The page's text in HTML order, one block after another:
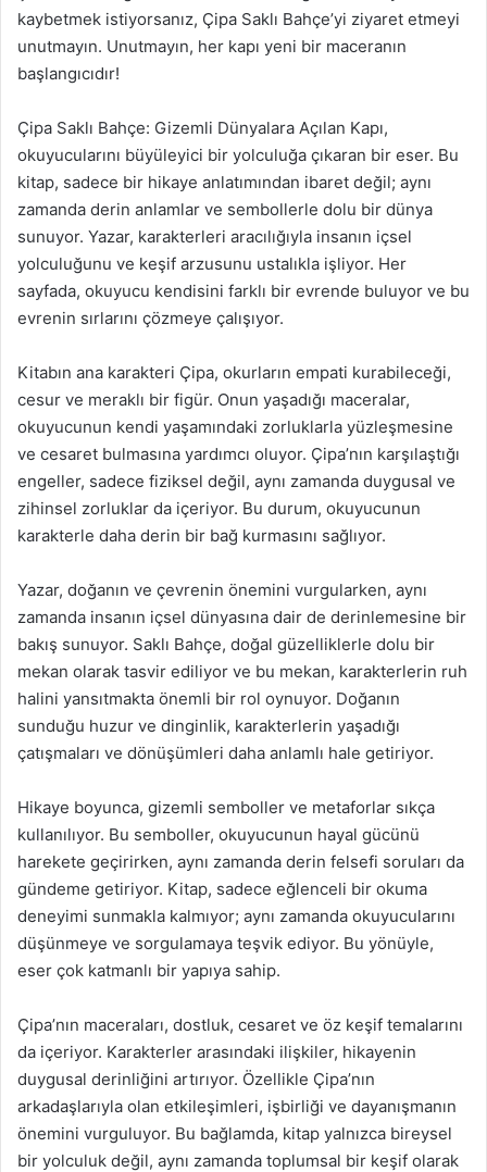
kaybetmek istiyorsanız, Çipa Saklı Bahçe’yi ziyaret etmeyi
unutmayın. Unutmayın, her kapı yeni bir maceranın
başlangıcıdır!
Çipa Saklı Bahçe: Gizemli Dünyalara Açılan Kapı,
okuyucularını büyüleyici bir yolculuğa çıkaran bir eser. Bu
kitap, sadece bir hikaye anlatımından ibaret değil; aynı
zamanda derin anlamlar ve sembollerle dolu bir dünya
sunuyor. Yazar, karakterleri aracılığıyla insanın içsel
yolculuğunu ve keşif arzusunu ustalıkla işliyor. Her
sayfada, okuyucu kendisini farklı bir evrende buluyor ve bu
evrenin sırlarını çözmeye çalışıyor.
Kitabın ana karakteri Çipa, okurların empati kurabileceği,
cesur ve meraklı bir figür. Onun yaşadığı maceralar,
okuyucunun kendi yaşamındaki zorluklarla yüzleşmesine
ve cesaret bulmasına yardımcı oluyor. Çipa’nın karşılaştığı
engeller, sadece fiziksel değil, aynı zamanda duygusal ve
zihinsel zorluklar da içeriyor. Bu durum, okuyucunun
karakterle daha derin bir bağ kurmasını sağlıyor.
Yazar, doğanın ve çevrenin önemini vurgularken, aynı
zamanda insanın içsel dünyasına dair de derinlemesine bir
bakış sunuyor. Saklı Bahçe, doğal güzelliklerle dolu bir
mekan olarak tasvir ediliyor ve bu mekan, karakterlerin ruh
halini yansıtmakta önemli bir rol oynuyor. Doğanın
sunduğu huzur ve dinginlik, karakterlerin yaşadığı
çatışmaları ve dönüşümleri daha anlamlı hale getiriyor.
Hikaye boyunca, gizemli semboller ve metaforlar sıkça
kullanılıyor. Bu semboller, okuyucunun hayal gücünü
harekete geçirirken, aynı zamanda derin felsefi soruları da
gündeme getiriyor. Kitap, sadece eğlenceli bir okuma
deneyimi sunmakla kalmıyor; aynı zamanda okuyucularını
düşünmeye ve sorgulamaya teşvik ediyor. Bu yönüyle,
eser çok katmanlı bir yapıya sahip.
Çipa’nın maceraları, dostluk, cesaret ve öz keşif temalarını
da içeriyor. Karakterler arasındaki ilişkiler, hikayenin
duygusal derinliğini artırıyor. Özellikle Çipa’nın
arkadaşlarıyla olan etkileşimleri, işbirliği ve dayanışmanın
önemini vurguluyor. Bu bağlamda, kitap yalnızca bireysel
bir yolculuk değil, aynı zamanda toplumsal bir keşif olarak